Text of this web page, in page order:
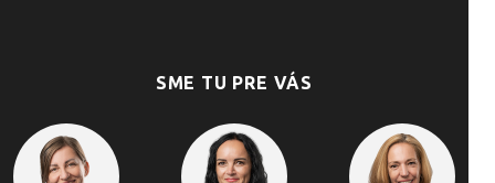
SME TU PRE VÁS